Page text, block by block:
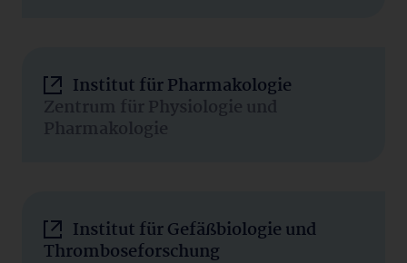
Institut für Pharmakologie
Zentrum für Physiologie und
Pharmakologie
Institut für Gefäßbiologie und
Thromboseforschung